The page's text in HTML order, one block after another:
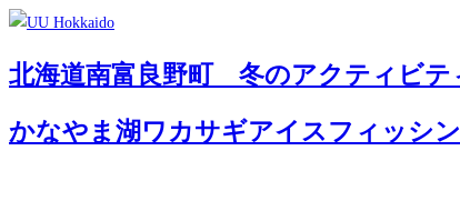
北海道南富良野町 冬のアクティビテ
かなやま湖ワカサギアイスフィッシ